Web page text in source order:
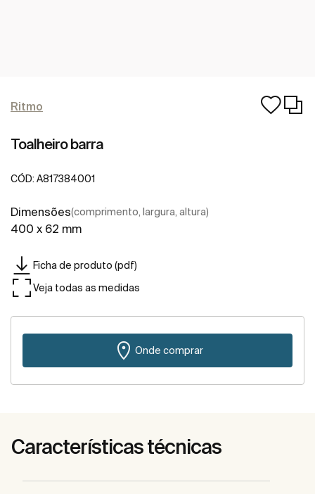
Ritmo
Toalheiro barra
CÓD: A817384001
Dimensões(comprimento, largura, altura)
400 x 62 mm
Ficha de produto (pdf)
Veja todas as medidas
Onde comprar
Características técnicas